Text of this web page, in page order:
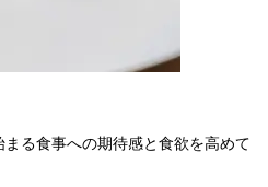
る食事への期待感と食欲を高めて